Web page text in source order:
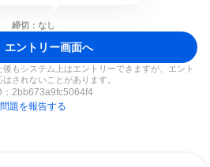
締切：なし
エントリー画面へ
もシステム上はエントリーできますが、エント
はされないことがあります。
2bb673a9fc5064f4
問題を報告する